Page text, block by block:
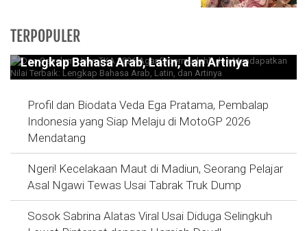
TERPOPULER
Doa Sebelum Ujian TKA 2026 Agar
Dipermudahh dan Mendapatkan Nilai Terbaik:
Lengkap Bahasa Arab, Latin, dan Artinya
Profil dan Biodata Veda Ega Pratama, Pembalap
Indonesia yang Siap Melaju di MotoGP 2026
Mendatang
Ngeri! Kecelakaan Maut di Madiun, Seorang Pelajar
Asal Ngawi Tewas Usai Tabrak Truk Dump
Sosok Sabrina Alatas Viral Usai Diduga Selingkuh